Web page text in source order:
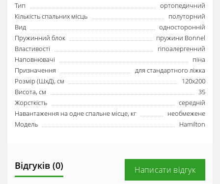
Тип
ортопедичний
Кількість спальних місць
полуторний
Вид
односторонній
Пружинний блок
пружини Bonnel
Властивості
гіпоалергенний
Наповнювачі
піна
Призначення
для стандартного ліжка
Розмір (ШxД), см
120x200
Висота, см
35
Жорсткість
середній
Навантаження на одне спальне місце, кг
необмежене
Модель
Hamilton
Відгуків (0) Написати відгук